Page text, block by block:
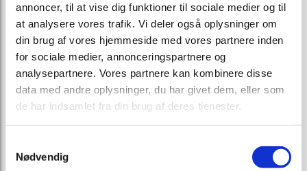
annoncer, til at vise dig funktioner til sociale medier og til
at analysere vores trafik. Vi deler også oplysninger om
din brug af vores hjemmeside med vores partnere inden
for sociale medier, annonceringspartnere og
analysepartnere. Vores partnere kan kombinere disse
data med andre oplysninger, du har givet dem, eller som
de har indsamlet fra din brug af deres tjenester.
Nødvendig